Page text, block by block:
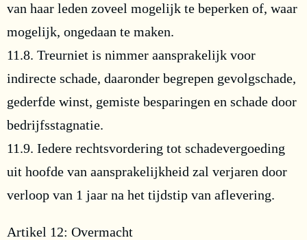
van haar leden zoveel mogelijk te beperken of, waar
mogelijk, ongedaan te maken.
11.8. Treurniet is nimmer aansprakelijk voor
indirecte schade, daaronder begrepen gevolgschade,
gederfde winst, gemiste besparingen en schade door
bedrijfsstagnatie.
11.9. Iedere rechtsvordering tot schadevergoeding
uit hoofde van aansprakelijkheid zal verjaren door
verloop van 1 jaar na het tijdstip van aflevering.
Artikel 12: Overmacht